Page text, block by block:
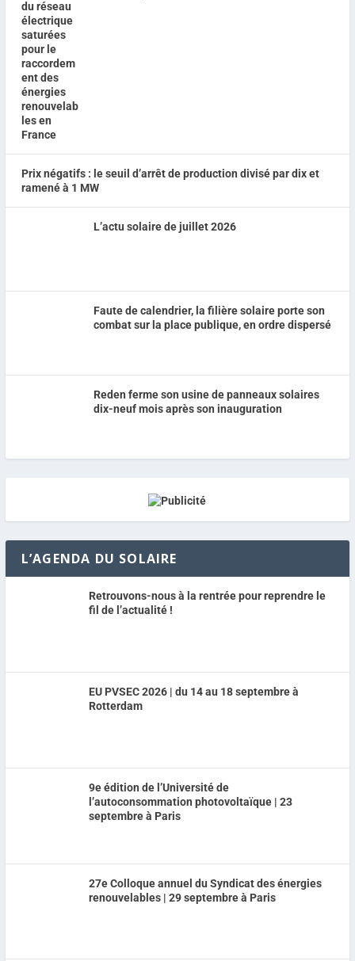
Prix négatifs : le seuil d’arrêt de production divisé par dix et
ramené à 1 MW
L’actu solaire de juillet 2026
Faute de calendrier, la filière solaire porte son
combat sur la place publique, en ordre dispersé
Reden ferme son usine de panneaux solaires
dix-neuf mois après son inauguration
L’AGENDA DU SOLAIRE
Retrouvons-nous à la rentrée pour reprendre le
fil de l’actualité !
EU PVSEC 2026 | du 14 au 18 septembre à
Rotterdam
9e édition de l’Université de
l’autoconsommation photovoltaïque | 23
septembre à Paris
27e Colloque annuel du Syndicat des énergies
renouvelables | 29 septembre à Paris